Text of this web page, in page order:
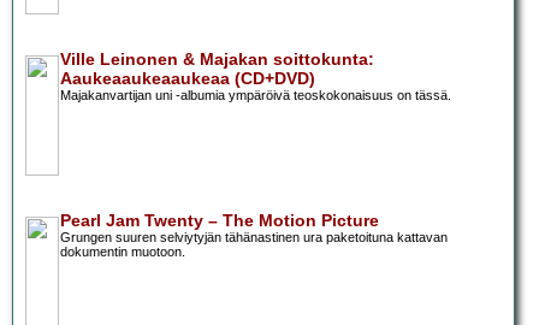
Ville Leinonen & Majakan soittokunta:
Aaukeaaukeaaukeaa (CD+DVD)
Majakanvartijan uni -albumia ympäröivä teoskokonaisuus on tässä.
Pearl Jam Twenty – The Motion Picture
Grungen suuren selviytyjän tähänastinen ura paketoituna kattavan
dokumentin muotoon.